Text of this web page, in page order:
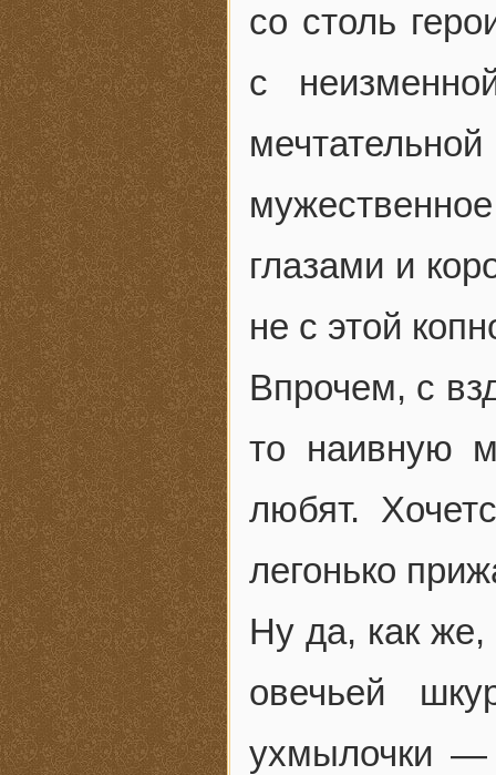
со столь
с
глазами и
не с этой
Впрочем, с
то наивную
любят.
легонько
Ну да, как
овечьей
ухмылочки —